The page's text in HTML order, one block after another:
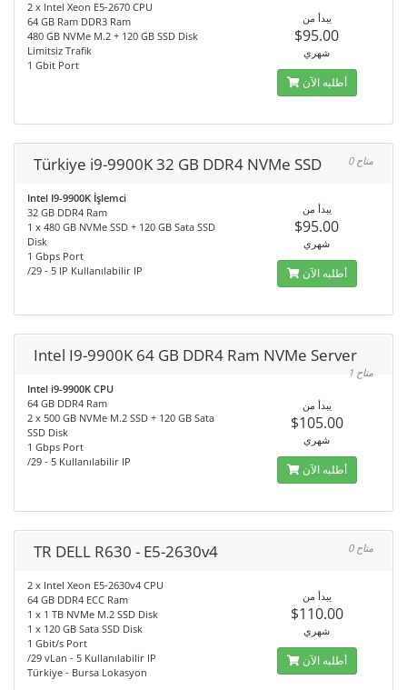
2 x Intel Xeon E5-2670 CPU
64 GB Ram DDR3 Ram
480 GB NVMe M.2 + 120 GB SSD Disk
Limitsiz Trafik
1 Gbit Port
يبدأ من
$95.00
شهري
أطلبه الآن
Türkiye i9-9900K 32 GB DDR4 NVMe SSD 0 متاح
Intel I9-9900K İşlemci
32 GB DDR4 Ram
1 x 480 GB NVMe SSD + 120 GB Sata SSD
Disk
1 Gbps Port
/29 - 5 IP Kullanılabilir IP
يبدأ من
$95.00
شهري
أطلبه الآن
Intel I9-9900K 64 GB DDR4 Ram NVMe Server
1 متاح
Intel i9-9900K CPU
64 GB DDR4 Ram
2 x 500 GB NVMe M.2 SSD + 120 GB Sata
SSD Disk
1 Gbps Port
/29 - 5 Kullanılabilir IP
يبدأ من
$105.00
شهري
أطلبه الآن
TR DELL R630 - E5-2630v4 0 متاح
2 x Intel Xeon E5-2630v4 CPU
64 GB DDR4 ECC Ram
1 x 1 TB NVMe M.2 SSD Disk
1 x 120 GB Sata SSD Disk
1 Gbit/s Port
/29 vLan - 5 Kullanılabilir IP
Türkiye - Bursa Lokasyon
يبدأ من
$110.00
شهري
أطلبه الآن